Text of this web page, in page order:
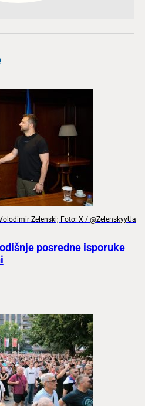
Zelenski; Foto: X / @ZelenskyyUa
posredne isporuke